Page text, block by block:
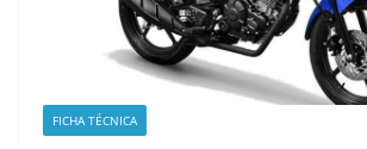
FICHA TÉCNICA